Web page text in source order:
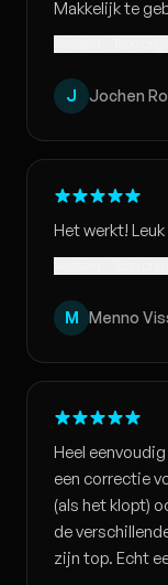
Makkelijk te
J Jochen
Het werkt!
M Menno
Heel
een correctie
(als het klopt)
de
zijn top. Echt